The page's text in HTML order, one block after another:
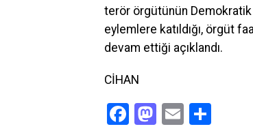
terör örgütünün
eylemlere katıldığı, örgüt
devam ettiği açıklandı.
CİHAN
Facebook
Mastodon
Email